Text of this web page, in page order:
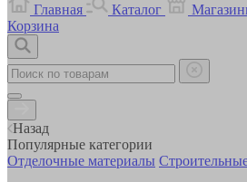
Главная
Каталог
Корзина
Назад
Популярные категории
Отделочные материалы